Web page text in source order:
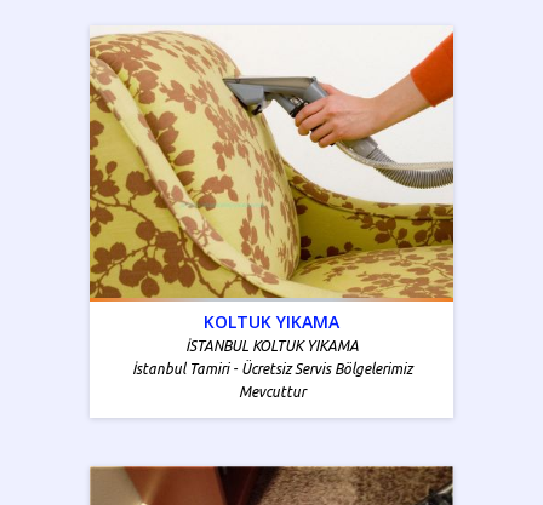
KOLTUK YIKAMA
İSTANBUL KOLTUK YIKAMA
İstanbul Tamiri - Ücretsiz Servis Bölgelerimiz
Mevcuttur